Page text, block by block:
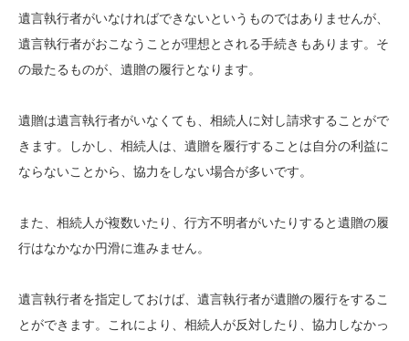
遺言執行者がいなければできないというものではありませんが、
遺言執行者がおこなうことが理想とされる手続きもあります。そ
の最たるものが、遺贈の履行となります。
遺贈は遺言執行者がいなくても、相続人に対し請求することがで
きます。しかし、相続人は、遺贈を履行することは自分の利益に
ならないことから、協力をしない場合が多いです。
また、相続人が複数いたり、行方不明者がいたりすると遺贈の履
行はなかなか円滑に進みません。
遺言執行者を指定しておけば、遺言執行者が遺贈の履行をするこ
とができます。これにより、相続人が反対したり、協力しなかっ